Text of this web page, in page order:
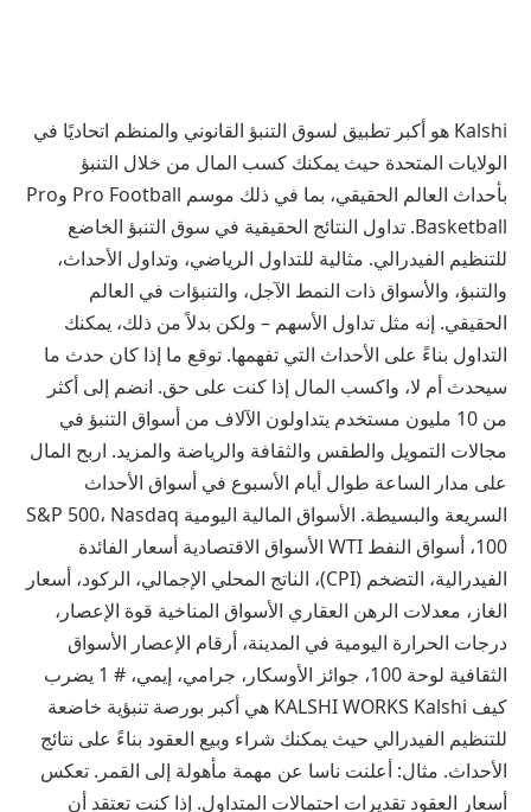
Kalshi هو أكبر تطبيق لسوق التنبؤ القانوني والمنظم اتحاديًا في
الولايات المتحدة حيث يمكنك كسب المال من خلال التنبؤ
بأحداث العالم الحقيقي، بما في ذلك موسم Pro Football وPro
Basketball. تداول النتائج الحقيقية في سوق التنبؤ الخاضع
للتنظيم الفيدرالي. مثالية للتداول الرياضي، وتداول الأحداث،
والتنبؤ، والأسواق ذات النمط الآجل، والتنبؤات في العالم
الحقيقي. إنه مثل تداول الأسهم – ولكن بدلاً من ذلك، يمكنك
التداول بناءً على الأحداث التي تفهمها. توقع ما إذا كان حدث ما
سيحدث أم لا، واكسب المال إذا كنت على حق. انضم إلى أكثر
من 10 مليون مستخدم يتداولون الآلاف من أسواق التنبؤ في
مجالات التمويل والطقس والثقافة والرياضة والمزيد. اربح المال
على مدار الساعة طوال أيام الأسبوع في أسواق الأحداث
السريعة والبسيطة. الأسواق المالية اليومية S&P 500، Nasdaq
100، أسواق النفط WTI الأسواق الاقتصادية أسعار الفائدة
الفيدرالية، التضخم (CPI)، الناتج المحلي الإجمالي، الركود، أسعار
الغاز، معدلات الرهن العقاري الأسواق المناخية قوة الإعصار،
درجات الحرارة اليومية في المدينة، أرقام الإعصار الأسواق
الثقافية لوحة 100، جوائز الأوسكار، جرامي، إيمي، # 1 يضرب
كيف KALSHI WORKS Kalshi هي أكبر بورصة تنبؤية خاضعة
للتنظيم الفيدرالي حيث يمكنك شراء وبيع العقود بناءً على نتائج
الأحداث. مثال: أعلنت ناسا عن مهمة مأهولة إلى القمر. تعكس
أسعار العقود تقديرات احتمالات المتداول. إذا كنت تعتقد أن